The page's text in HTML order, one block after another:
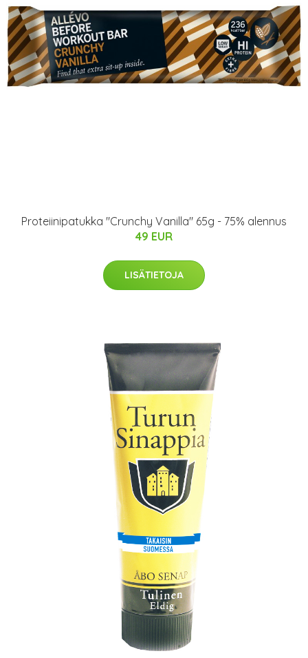
Proteiinipatukka "Crunchy Vanilla" 65g - 75% alennus
49 EUR
LISÄTIETOJA